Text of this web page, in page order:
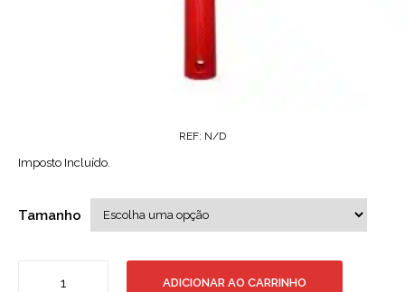
REF: N/D
Imposto Incluído.
Tamanho
ADICIONAR AO CARRINHO